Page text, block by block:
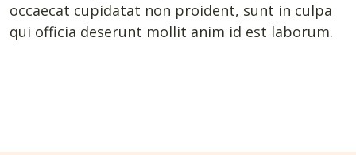
occaecat cupidatat non proident, sunt in culpa
qui officia deserunt mollit anim id est laborum.